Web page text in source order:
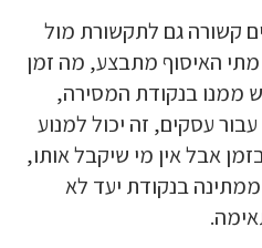
קשורה גם לתקשורת מול
האיסוף מתבצע, מה זמן
ממנו בנקודת המסירה,
עסקים, זה יכול למנוע
אבל אין מי שיקבל אותו,
בנקודת יעד לא